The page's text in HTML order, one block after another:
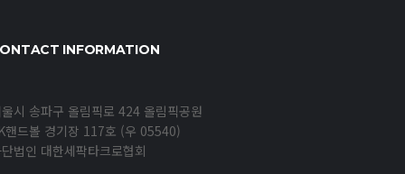
INFORMATION
시 송파구 올림픽로 424 올림픽공원
핸드볼 경기장 117호 (우 05540)
법인 대한세팍타크로협회